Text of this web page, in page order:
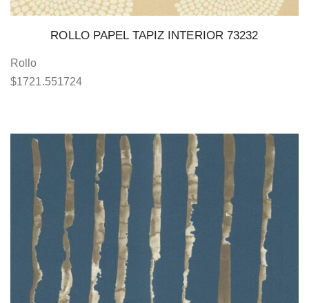
ROLLO PAPEL TAPIZ INTERIOR 73232
Rollo
$1721.551724